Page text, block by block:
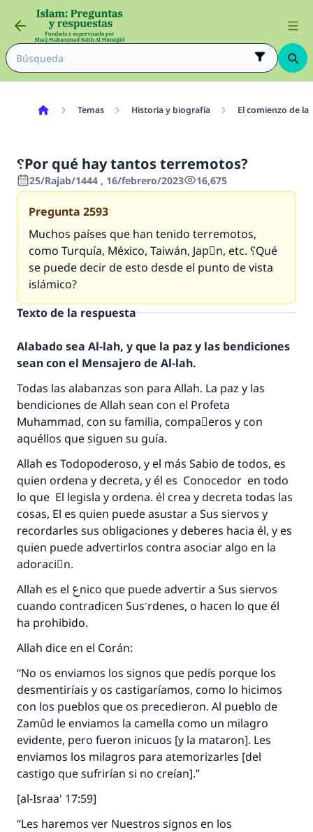
Temas Historia y biografía El comienzo de la
؟Por qué hay tantos terremotos?
25/Rajab/1444 , 16/febrero/2023 16,675
Pregunta 2593
Muchos países que han tenido terremotos,
como Turquía, México, Taiwán, Japَn, etc. ؟Qué
se puede decir de esto desde el punto de vista
islámico?
Texto de la respuesta
Alabado sea Al-lah, y que la paz y las bendiciones
sean con el Mensajero de Al-lah.
Todas las alabanzas son para Allah. La paz y las
bendiciones de Allah sean con el Profeta
Muhammad, con su familia, compaٌeros y con
aquéllos que siguen su guía.
Allah es Todopoderoso, y el más Sabio de todos, es
quien ordena y decreta, y él es Conocedor en todo
lo que El legisla y ordena. él crea y decreta todas las
cosas, El es quien puede asustar a Sus siervos y
recordarles sus obligaciones y deberes hacia él, y es
quien puede advertirlos contra asociar algo en la
adoraciَn.
Allah es el عnico que puede advertir a Sus siervos
cuando contradicen Sus َrdenes, o hacen lo que él
ha prohibido.
Allah dice en el Corán:
“No os enviamos los signos que pedís porque los
desmentiríais y os castigaríamos, como lo hicimos
con los pueblos que os precedieron. Al pueblo de
Zamûd le enviamos la camella como un milagro
evidente, pero fueron inicuos [y la mataron]. Les
enviamos los milagros para atemorizarles [del
castigo que sufrirían si no creían].”
[al-Israa' 17:59]
“Les haremos ver Nuestros signos en los